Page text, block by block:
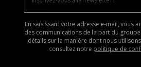
En saisissant votre adresse e-mail, vous
des communications de la part du
détails sur la manière dont nous
consultez notre politique de